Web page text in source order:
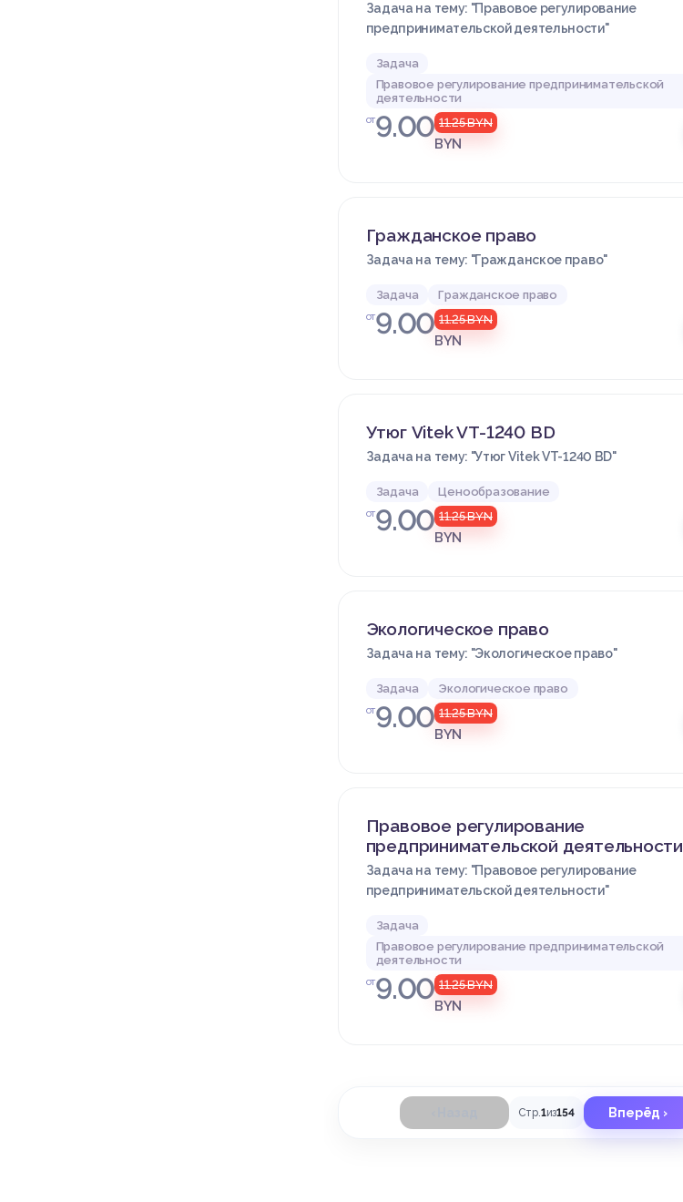
Задача на тему: "Правовое регулирование
предпринимательской деятельности"
Задача
Правовое регулирование предпринимательской
деятельности
от9.00 11.25BYN
BYN
Гражданское право
Задача на тему: "Гражданское право"
Задача Гражданское право
от9.00 11.25BYN
BYN
Утюг Vitek VT-1240 BD
Задача на тему: "Утюг Vitek VT-1240 BD"
Задача Ценообразование
от9.00 11.25BYN
BYN
Экологическое право
Задача на тему: "Экологическое право"
Задача Экологическое право
от9.00 11.25BYN
BYN
Правовое регулирование
предпринимательской деятельности
Задача на тему: "Правовое регулирование
предпринимательской деятельности"
Задача
Правовое регулирование предпринимательской
деятельности
от9.00 11.25BYN
BYN
Стр.1из154 Вперёд ›